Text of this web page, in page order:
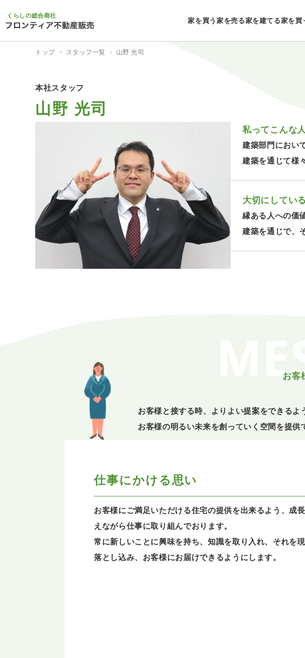
くらしの総合商社
家を買う 家を売る家を建てる家を買
トップ スタッフ一覧 山野 光司
山野 光司
本社スタッフ
私ってこんな
建築部門におい
建築を通じて様
大切にしてい
縁ある人への価
建築を通じで、
お客
お客様と接する時、よりよい提案をできるよ
お客様の明るい未来を創っていく空間を提供
仕事にかける思い
お客様にご満足いただける住宅の提供を出来るよう、成
えながら仕事に取り組んでおります。
常に新しいことに興味を持ち、知識を取り入れ、それを
落とし込み、お客様にお届けできるようにします。